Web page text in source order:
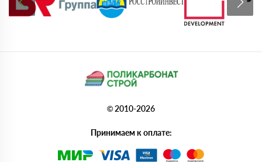
© 2010-2026
Принимаем к оплате: